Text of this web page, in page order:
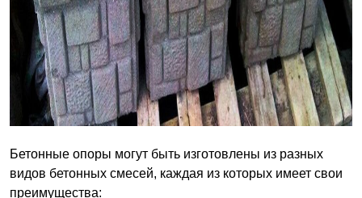
Бетонные опоры могут быть изготовлены из разных
видов бетонных смесей, каждая из которых имеет свои
преимущества: